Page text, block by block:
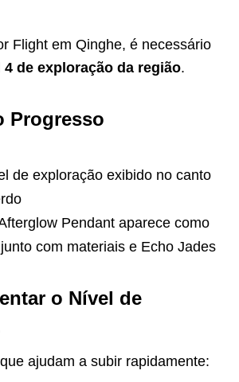
Flight em Qinghe, é necessário
4 de exploração da região.
Progresso
de exploração exibido no canto
Pendant aparece como
com materiais e Echo Jades
o Nível de
ajudam a subir rapidamente: